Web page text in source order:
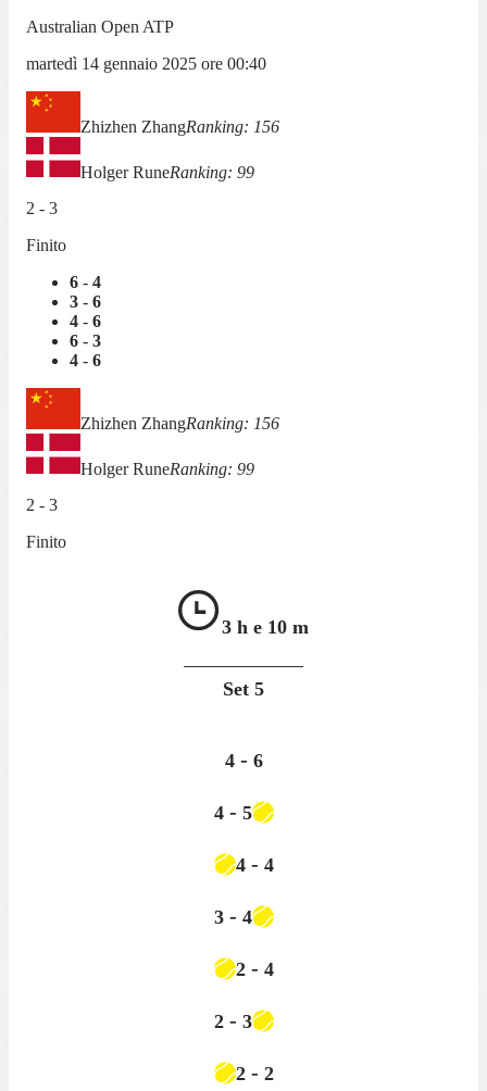
Australian Open ATP
martedì 14 gennaio 2025 ore 00:40
Zhizhen ZhangRanking: 156
Holger RuneRanking: 99
2 - 3
Finito
6 - 4
3 - 6
4 - 6
6 - 3
4 - 6
Zhizhen ZhangRanking: 156
Holger RuneRanking: 99
2 - 3
Finito
3 h e 10 m
Set 5
4 - 6
4 - 5
4 - 4
3 - 4
2 - 4
2 - 3
2 - 2